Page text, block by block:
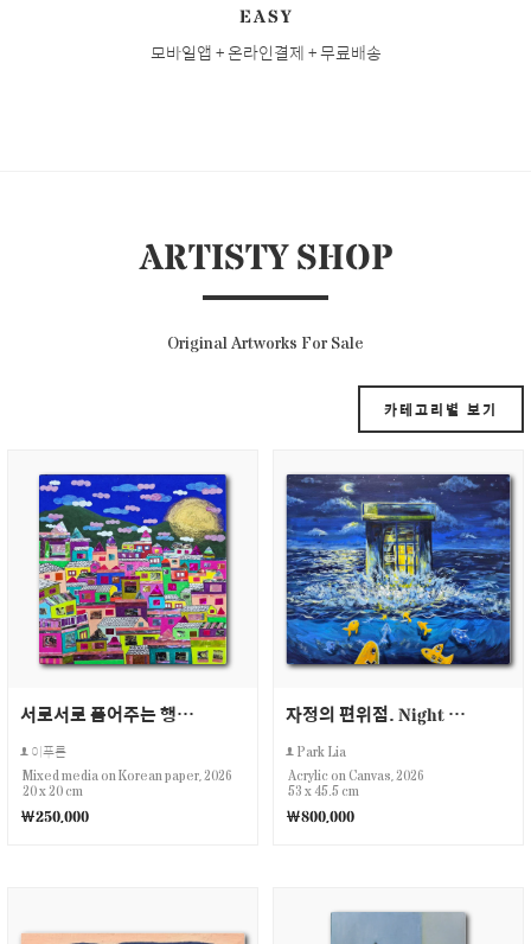
EASY
모바일앱 + 온라인결제 + 무료배송
ARTISTY SHOP
Original Artworks For Sale
카테고리별 보기
서로서로 품어주는 행복마을
이푸른
Mixed media on Korean paper, 2026
20 x 20 cm
￦250,000
자정의 편위점. Night CS
Park Lia
Acrylic on Canvas, 2026
53 x 45.5 cm
￦800,000